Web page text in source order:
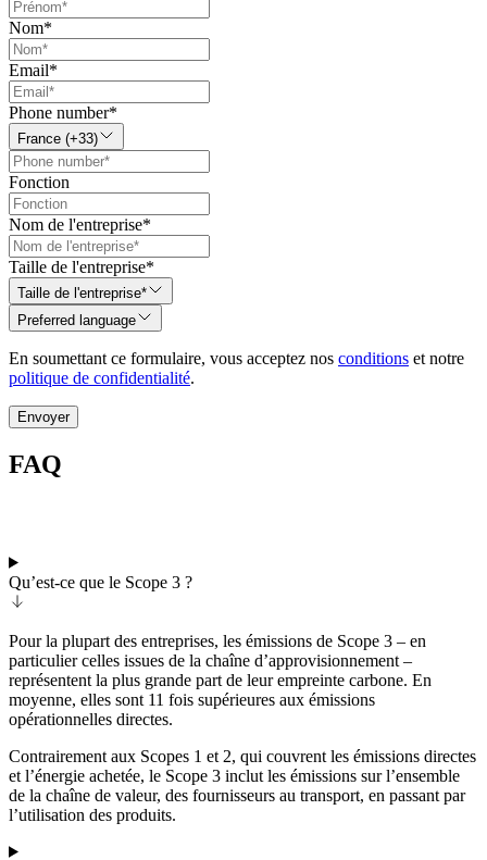
Nom*
Email*
Phone number*
France (+33)
Fonction
Nom de l'entreprise*
Taille de l'entreprise*
Taille de l'entreprise*
Preferred language
En soumettant ce formulaire, vous acceptez nos conditions et notre
politique de confidentialité.
Envoyer
FAQ
Qu’est-ce que le Scope 3 ?
Pour la plupart des entreprises, les émissions de Scope 3 – en
particulier celles issues de la chaîne d’approvisionnement –
représentent la plus grande part de leur empreinte carbone. En
moyenne, elles sont 11 fois supérieures aux émissions
opérationnelles directes.
Contrairement aux Scopes 1 et 2, qui couvrent les émissions directes
et l’énergie achetée, le Scope 3 inclut les émissions sur l’ensemble
de la chaîne de valeur, des fournisseurs au transport, en passant par
l’utilisation des produits.